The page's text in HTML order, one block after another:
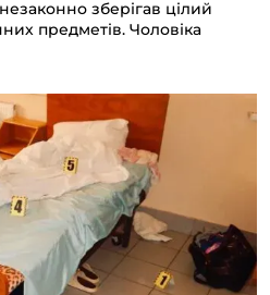
зберігав цілий
предметів. Чоловіка